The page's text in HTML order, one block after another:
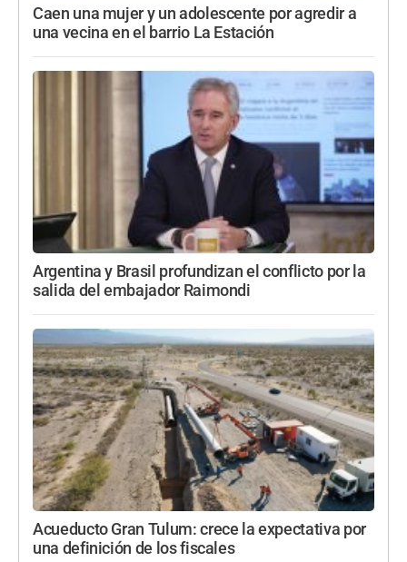
Caen una mujer y un adolescente por agredir a
una vecina en el barrio La Estación
Argentina y Brasil profundizan el conflicto por la
salida del embajador Raimondi
Acueducto Gran Tulum: crece la expectativa por
una definición de los fiscales